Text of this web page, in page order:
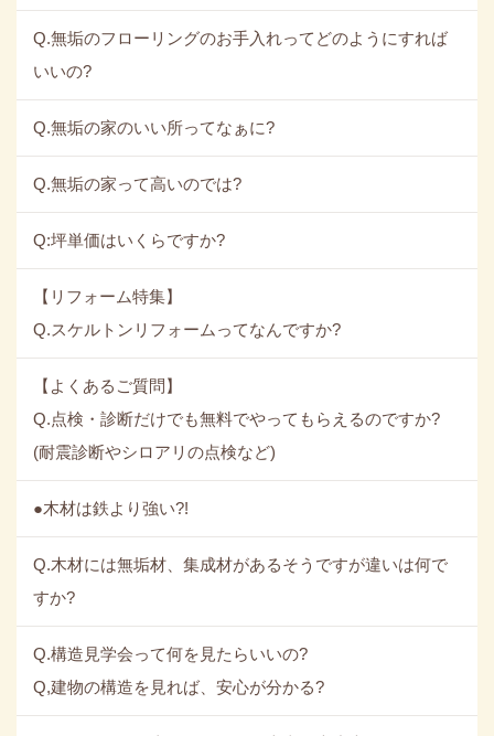
Q.無垢のフローリングのお手入れってどのようにすれば
いいの?
Q.無垢の家のいい所ってなぁに?
Q.無垢の家って高いのでは?
Q:坪単価はいくらですか?
【リフォーム特集】
Q.スケルトンリフォームってなんですか?
【よくあるご質問】
Q.点検・診断だけでも無料でやってもらえるのですか?
(耐震診断やシロアリの点検など)
●木材は鉄より強い?!
Q.木材には無垢材、集成材があるそうですが違いは何で
すか?
Q.構造見学会って何を見たらいいの?
Q,建物の構造を見れば、安心が分かる?